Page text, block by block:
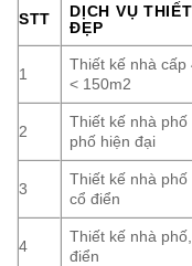
STT
DỊCH VỤ
ĐẸP
1
Thiết kế nhà cấp
< 150m2
2
Thiết kế nhà
phố hiện đại
3
Thiết kế nhà
cổ điển
4
Thiết kế nhà
điển